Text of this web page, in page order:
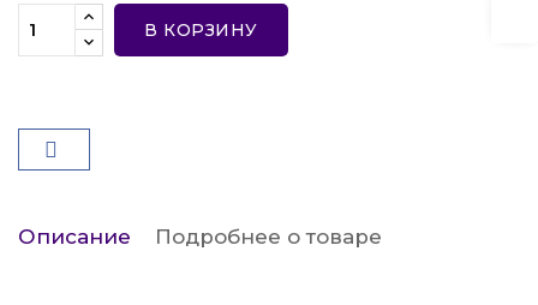
В КОРЗИНУ
Описание Подробнее о товаре